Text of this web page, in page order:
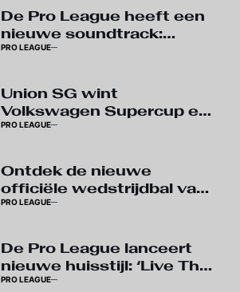
De Pro League heeft een
nieuwe soundtrack:
beluister ‘The Reset’
PRO LEAGUE
Union SG wint
Volkswagen Supercup en
pakt eerste prijs van het
PRO LEAGUE
Ontdek de nieuwe
officiële wedstrijdbal van
Kipsta
PRO LEAGUE
De Pro League lanceert
nieuwe huisstijl: ‘Live The
Game’
PRO LEAGUE